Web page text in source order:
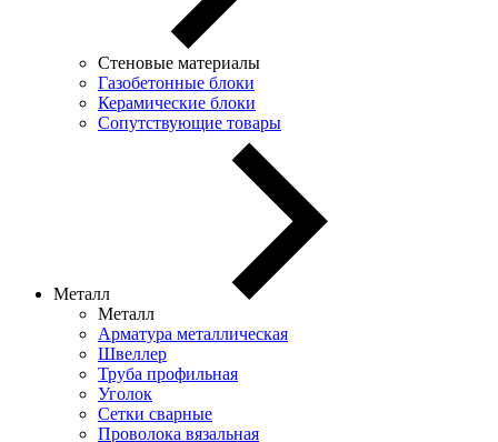
Стеновые материалы
Газобетонные блоки
Керамические блоки
Сопутствующие товары
Металл
Металл
Арматура металлическая
Швеллер
Труба профильная
Уголок
Сетки сварные
Проволока вязальная